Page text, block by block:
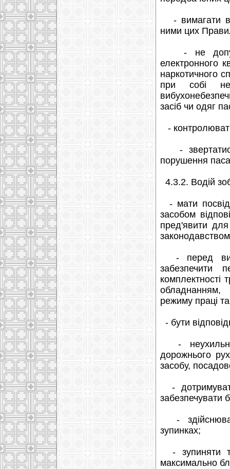
- вимагати
ними цих
- не
електронного
наркотичного
при собі
засіб чи одяг
-
- звертатися
порушення
4.3.2. Водій
- мати
засобом
пред'явити
- перед
забезпечити
комплектності
обладнанням,
режиму праці
- бути
-
дорожнього
засобу,
-
забезпечувати
-
зупинках;
- зупиняти
максимально